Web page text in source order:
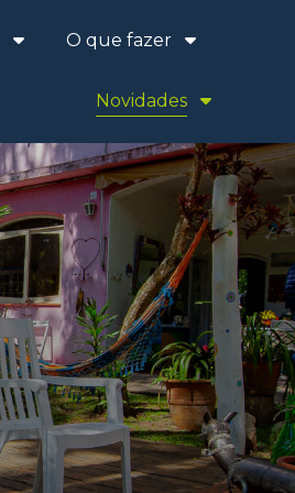
O que fazer
Novidades